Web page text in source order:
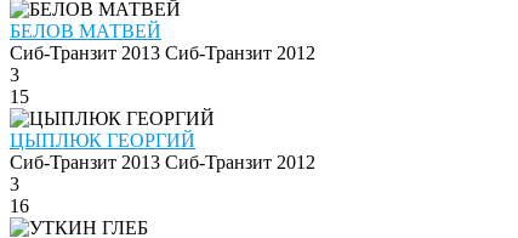
БЕЛОВ МАТВЕЙ
Сиб-Транзит 2013 Сиб-Транзит 2012
3
15
ЦЫПЛЮК ГЕОРГИЙ
Сиб-Транзит 2013 Сиб-Транзит 2012
3
16